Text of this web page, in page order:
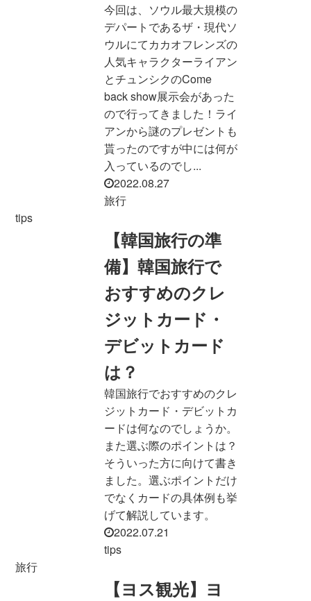
今回は、ソウル最大規模の
デパートであるザ・現代ソ
ウルにてカカオフレンズの
人気キャラクターライアン
とチュンシクのCome
back show展示会があった
ので行ってきました！ライ
アンから謎のプレゼントも
貰ったのですが中には何が
入っているのでし...
2022.08.27
旅行
tips
【韓国旅行の準
備】韓国旅行で
おすすめのクレ
ジットカード・
デビットカード
は？
韓国旅行でおすすめのクレ
ジットカード・デビットカ
ードは何なのでしょうか。
また選ぶ際のポイントは？
そういった方に向けて書き
ました。選ぶポイントだけ
でなくカードの具体例も挙
げて解説しています。
2022.07.21
tips
旅行
【ヨス観光】ヨ